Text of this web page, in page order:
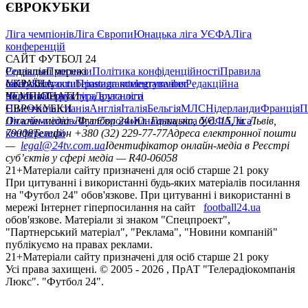
ЄВРОКУБКИ
Ліга чемпіонівЛіга ЄвропиЮнацька ліга УЄФАЛіга
конференцій
САЙТ ФУТБОЛ 24
РедакціяПрогнозиПолітика конфіденційностіПравила
сайтуКонтактиПравила коментуванняРедакційна
політикаСтруктура власності
Соціальні мережі
facebookxyoutubeinstagramtelegramviber
УКРАЇНА
УкраїнаПерша лігаДруга ліга
ЧЕМПІОНАТИ
НімеччинаІспаніяАнгліяІталіяБельгіяМЛСНідерландиФранція
ЄВРОКУБКИ
Ліга чемпіонівЛіга ЄвропиЮнацька ліга УЄФАЛіга
конференцій
Онлайн-медіа «Футбол 24»пл. Галицька, буд. 15, м. Львів,
79008Телефон +380 (32) 229-77-77Адреса електронної пошти
— legal@24tv.com.uaІдентифікатор онлайн-медіа в Реєстрі
суб’єктів у сфері медіа — R40-06058
21+Матеріали сайту призначені для осіб старше 21 року
При цитуванні і використанні будь-яких матеріалів посилання
на "Футбол 24" обов'язкове. При цитуванні і використанні в
мережі Інтернет гіперпосилання на сайт
football24.ua
обов'язкове. Матеріали зі знаком "Спецпроект",
"Партнерський матеріал", "Реклама", "Новини компаній"
публікуємо на правах реклами.
21+Матеріали сайту призначені для осіб старше 21 року
Усi права захищенi. © 2005 - 2026 , ПрАТ "Телерадіокомпанія
Люкс". "Футбол 24".